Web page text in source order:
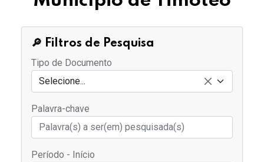
🔎 Filtros de Pesquisa
Tipo de Documento
Selecione...
Palavra-chave
Período - Início